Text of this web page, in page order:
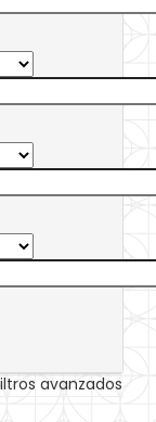
avanzados